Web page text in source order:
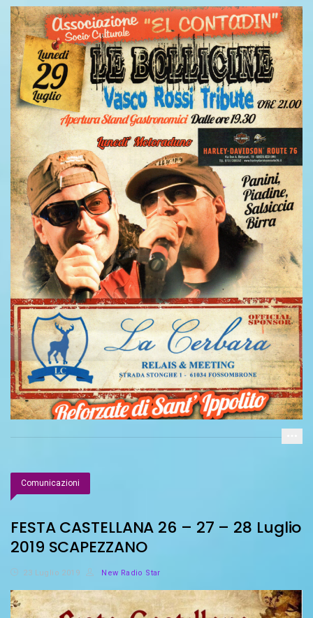
Comunicazioni
FESTA CASTELLANA 26 – 27 – 28 Luglio
2019 SCAPEZZANO
23 Luglio 2019 New Radio Star